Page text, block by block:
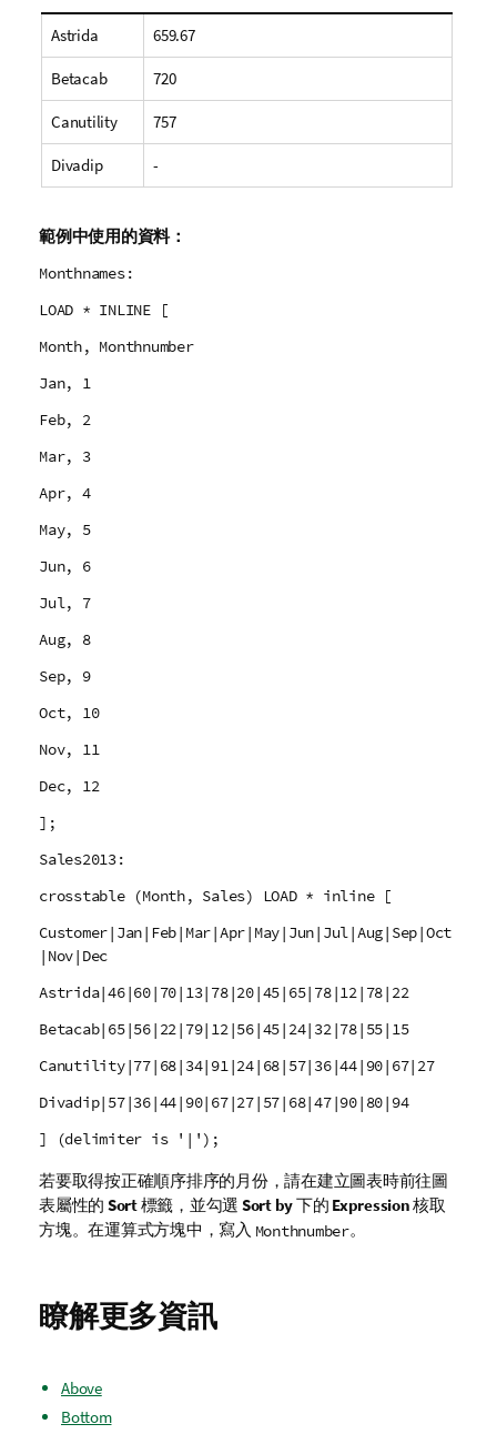
Astrida 659.67
Betacab 720
Canutility 757
Divadip -
範例中使用的資料：
Monthnames:
LOAD * INLINE [
Month, Monthnumber
Jan, 1
Feb, 2
Mar, 3
Apr, 4
May, 5
Jun, 6
Jul, 7
Aug, 8
Sep, 9
Oct, 10
Nov, 11
Dec, 12
];
Sales2013:
crosstable (Month, Sales) LOAD * inline [
Customer|Jan|Feb|Mar|Apr|May|Jun|Jul|Aug|Sep|Oct
|Nov|Dec
Astrida|46|60|70|13|78|20|45|65|78|12|78|22
Betacab|65|56|22|79|12|56|45|24|32|78|55|15
Canutility|77|68|34|91|24|68|57|36|44|90|67|27
Divadip|57|36|44|90|67|27|57|68|47|90|80|94
] (delimiter is '|');
若要取得按正確順序排序的月份，請在建立圖表時前往圖
表屬性的 Sort標籤，並勾選 Sort by下的 Expression核取
方塊。在運算式方塊中，寫入 Monthnumber。
瞭解更多資訊
Above
Bottom